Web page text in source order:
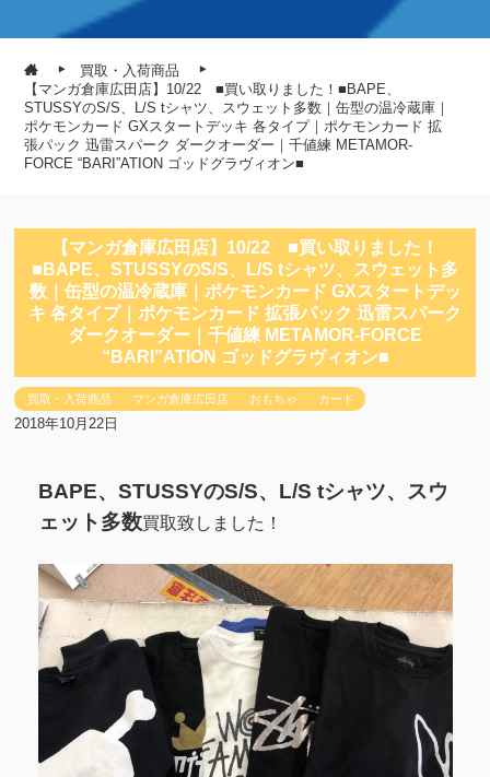
買取・入荷商品
【マンガ倉庫広田店】10/22 ■買い取りました！■BAPE、
STUSSYのS/S、L/S tシャツ、スウェット多数｜缶型の温冷蔵庫｜
ポケモンカード GXスタートデッキ 各タイプ｜ポケモンカード 拡
張パック 迅雷スパーク ダークオーダー｜千値練 METAMOR-
FORCE “BARI”ATION ゴッドグラヴィオン■
【マンガ倉庫広田店】10/22 ■買い取りました！
■BAPE、STUSSYのS/S、L/S tシャツ、スウェット多
数｜缶型の温冷蔵庫｜ポケモンカード GXスタートデッ
キ 各タイプ｜ポケモンカード 拡張パック 迅雷スパーク
ダークオーダー｜千値練 METAMOR-FORCE
“BARI”ATION ゴッドグラヴィオン■
買取・入荷商品 マンガ倉庫広田店 おもちゃ カード
2018年10月22日
BAPE、STUSSYのS/S、L/S tシャツ、スウ
ェット多数買取致しました！